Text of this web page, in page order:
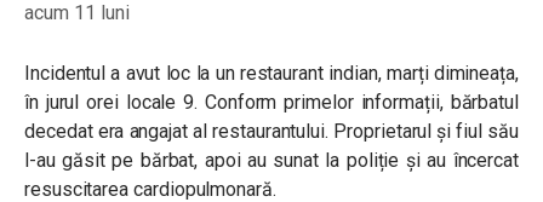
acum 11 luni
Incidentul a avut loc la un restaurant indian, marți dimineața,
în jurul orei locale 9. Conform primelor informații, bărbatul
decedat era angajat al restaurantului. Proprietarul și fiul său
l-au găsit pe bărbat, apoi au sunat la poliție și au încercat
resuscitarea cardiopulmonară.